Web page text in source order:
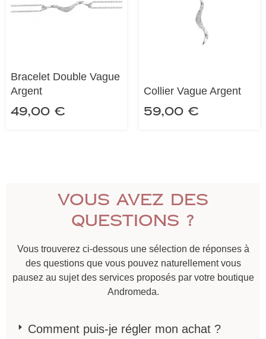
Bracelet Double Vague
Argent
49,00 €
Collier Vague Argent
59,00 €
Vous avez des
questions ?
Vous trouverez ci-dessous une sélection de réponses à
des questions que vous pouvez naturellement vous
pausez au sujet des services proposés par votre boutique
Andromeda.
Comment puis-je régler mon achat ?